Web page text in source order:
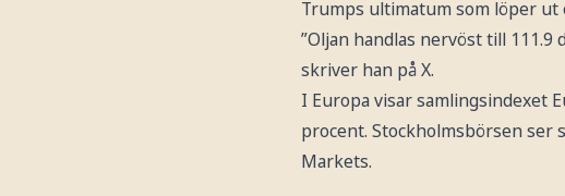
Trumps ultimatum som löper ut
”Oljan handlas nervöst till 111.9
skriver han på X.
I Europa visar samlingsindexet
procent. Stockholmsbörsen ser
Markets.